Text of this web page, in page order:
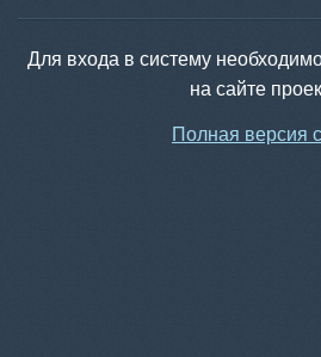
Для входа в систему
на сайте
Полная версия